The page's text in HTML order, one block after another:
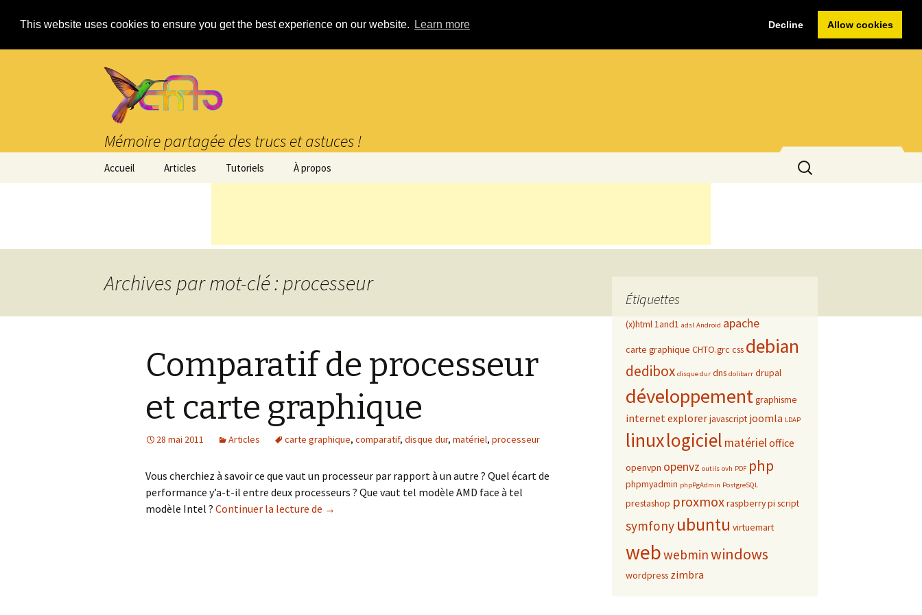
This website uses cookies to ensure you get the best experience on our website. Learn more Decline Allow cookies
Mémoire partagée des trucs et astuces !
Accueil Articles Tutoriels À propos
Rechercher :
Archives par mot-clé : processeur
Comparatif de processeur
et carte graphique
28 mai 2011 Articles carte graphique, comparatif, disque dur, matériel, processeur
Vous cherchiez à savoir ce que vaut un processeur par rapport à un autre ? Quel écart de
performance y’a-t-il entre deux processeurs ? Que vaut tel modèle AMD face à tel
modèle Intel ? Continuer la lecture de Comparatif de processeur et carte graphique
→
Étiquettes
(x)html 1and1 adsl Android apache
carte graphique CHTO.grc css debian
dedibox disque dur dns dolibarr drupal
développementgraphisme
internet explorerjavascript joomla LDAP
linuxlogiciel matérieloffice
openvpn openvz outils ovh PDF php
phpmyadmin phpPgAdmin PostgreSQL
prestashop proxmoxraspberry pi script
symfony ubuntu virtuemart
webwebminwindows
wordpress zimbra